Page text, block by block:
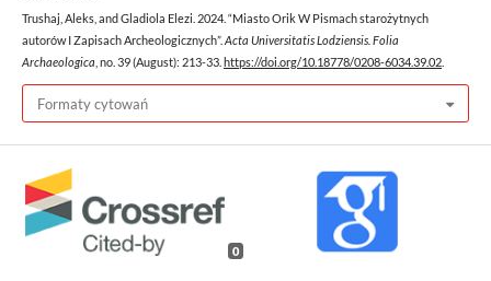
Trushaj, Aleks, and Gladiola Elezi. 2024. “Miasto Orik W Pismach starożytnych
autorów I Zapisach Archeologicznych”. Acta Universitatis Lodziensis. Folia
Archaeologica , no. 39 (August): 213-33. https://doi.org/10.18778/0208-6034.39.02
Formaty cytowań
0